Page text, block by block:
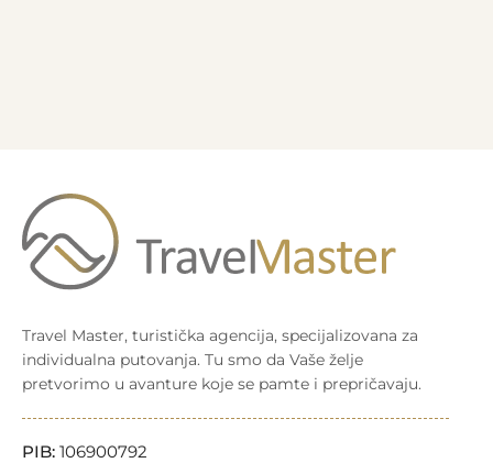
Travel Master, turistička agencija, specijalizovana za
individualna putovanja. Tu smo da Vaše želje
pretvorimo u avanture koje se pamte i prepričavaju.
PIB: 106900792